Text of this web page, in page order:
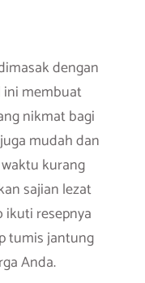
dengan
ini membuat
nikmat bagi
mudah dan
kurang
sajian lezat
ikuti resepnya
tumis jantung
Anda.